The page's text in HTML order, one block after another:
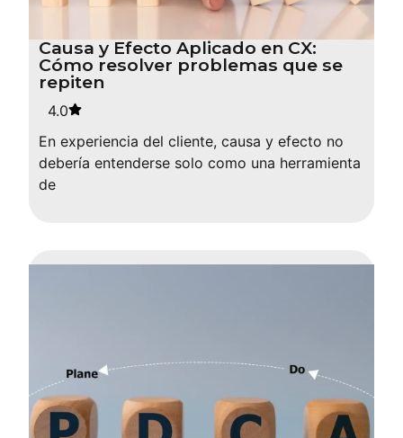
Causa y Efecto Aplicado en CX:
Cómo resolver problemas que se
repiten
4.0
En experiencia del cliente, causa y efecto no
debería entenderse solo como una herramienta
de